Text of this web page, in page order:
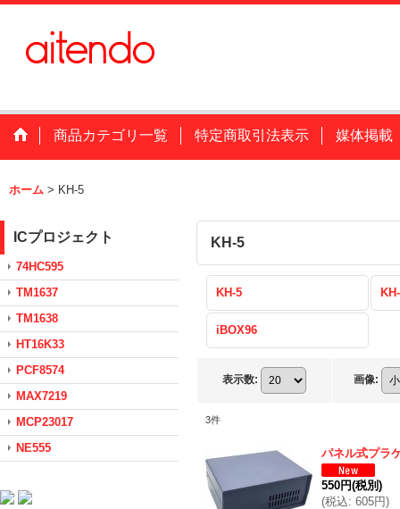
商品カテゴリ一覧 特定商取引法表示 媒体掲載
ホーム > KH-5
ICプロジェクト
74HC595
TM1637
TM1638
HT16K33
PCF8574
MAX7219
MCP23017
NE555
KH-5
KH-5
iBOX96
表示数: 画像:
3件
パネル式プラ
550円(税別)
(税込: 605円)